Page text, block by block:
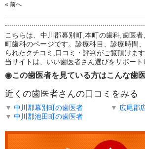
« 前へ
こちらは、中川郡幕別町,本町の歯科,歯医
町歯科のページです。診療科目、診療時間
られたクチコミ,口コミ・評判がご覧頂けます
当サイトは、いい歯医者さん選びをサポート
◉この歯医者を見ている方はこんな歯
近くの歯医者さんの口コミをみる
▼ 中川郡幕別町の歯医者 ▼ 広尾郡
▼ 中川郡池田町の歯医者